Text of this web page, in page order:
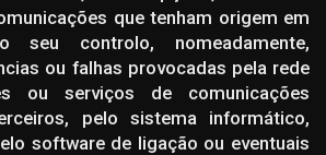
que tenham origem em
controlo, nomeadamente,
ou falhas provocadas pela rede
ou serviços de comunicações
pelo sistema informático,
software de ligação ou eventuais